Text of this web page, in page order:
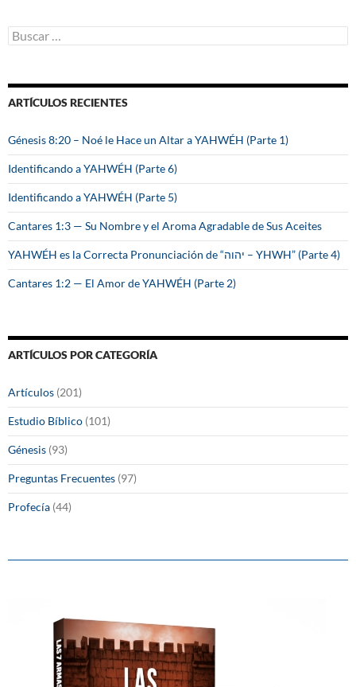
B
u
a
r
ARTÍCULOS RECIENTES
Génesis 8:20 – Noé le Hace un Altar a YAHWÉH (Parte 1)
Identificando a YAHWÉH (Parte 6)
Identificando a YAHWÉH (Parte 5)
Cantares 1:3 — Su Nombre y el Aroma Agradable de Sus Aceites
YAHWÉH es la Correcta Pronunciación de “יהוה – YHWH” (Parte 4)
Cantares 1:2 — El Amor de YAHWÉH (Parte 2)
ARTÍCULOS POR CATEGORÍA
Artículos (201)
Estudio Bíblico (101)
Génesis (93)
Preguntas Frecuentes (97)
Profecía (44)